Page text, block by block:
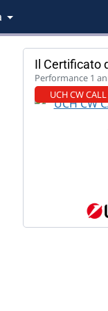
Il Certificato
Performance 1
UCH CW